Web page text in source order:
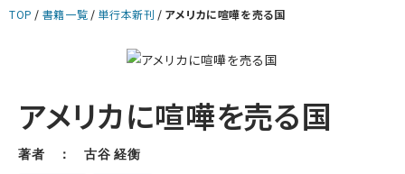
TOP 書籍一覧 単行本新刊 アメリカに喧嘩を売る国
アメリカに喧嘩を売る国
著者 ： 古谷 経衡